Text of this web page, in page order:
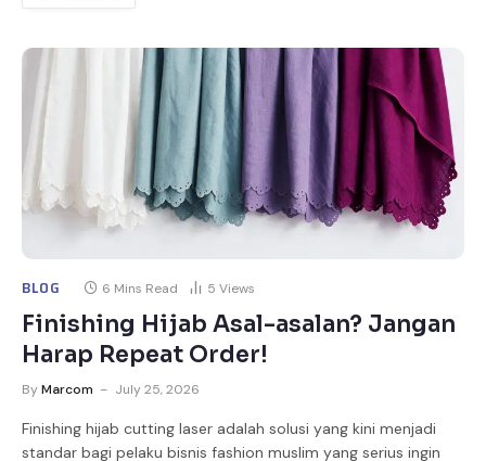
BLOG 6 Mins Read 5 Views
Finishing Hijab Asal-asalan? Jangan
Harap Repeat Order!
ByMarcom July 25, 2026
Finishing hijab cutting laser adalah solusi yang kini menjadi
standar bagi pelaku bisnis fashion muslim yang serius ingin